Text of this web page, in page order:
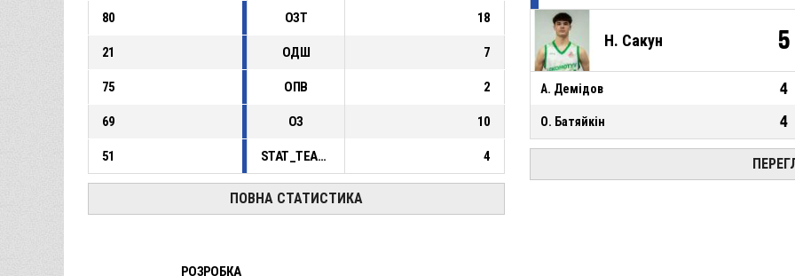
80 ОЗТ 18
21 ОДШ 7
75 ОПВ 2
69 ОЗ 10
51 STAT_TEAMMATCH_BASKETBALL_sPointsFastBreak_ABBREV 4
ПОВНА СТАТИСТИКА
Н. Сакун 5
А. Демідов 4
О. Батяйкін 4
РОЗРОБКА